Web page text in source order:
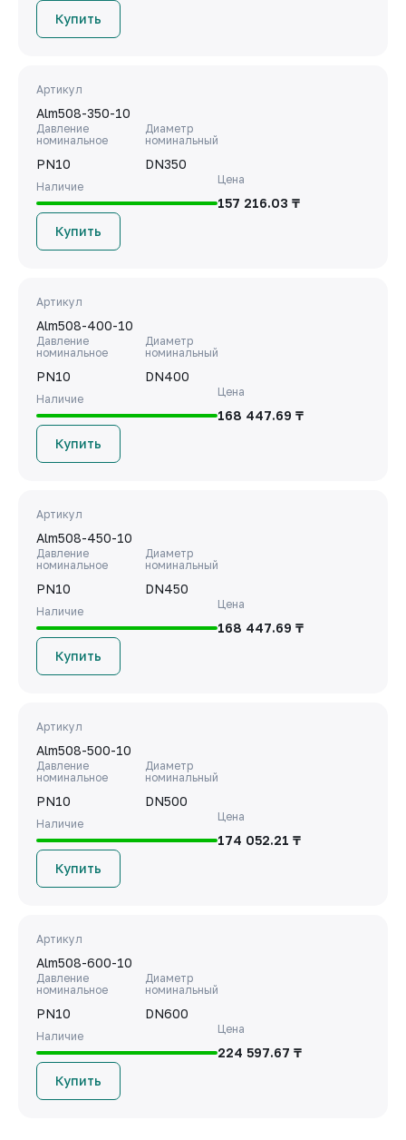
Купить
Артикул
Alm508-350-10
Давление
номинальное
PN10
Диаметр
номинальный
DN350
Наличие
Цена
157 216.03 ₸
Купить
Артикул
Alm508-400-10
Давление
номинальное
PN10
Диаметр
номинальный
DN400
Наличие
Цена
168 447.69 ₸
Купить
Артикул
Alm508-450-10
Давление
номинальное
PN10
Диаметр
номинальный
DN450
Наличие
Цена
168 447.69 ₸
Купить
Артикул
Alm508-500-10
Давление
номинальное
PN10
Диаметр
номинальный
DN500
Наличие
Цена
174 052.21 ₸
Купить
Артикул
Alm508-600-10
Давление
номинальное
PN10
Диаметр
номинальный
DN600
Наличие
Цена
224 597.67 ₸
Купить